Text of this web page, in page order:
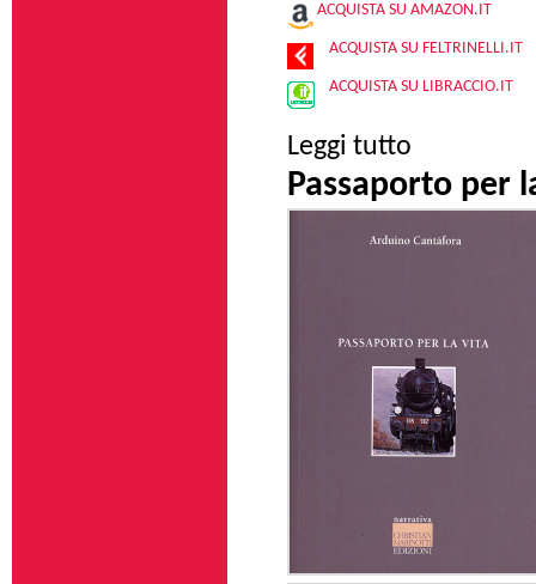
ACQUISTA SU AMAZON.IT
ACQUISTA SU FELTRINELLI.IT
ACQUISTA SU LIBRACCIO.IT
Leggi tutto
Passaporto per